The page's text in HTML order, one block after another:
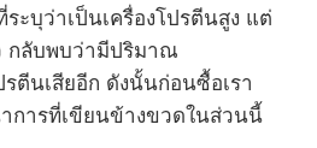
ะบุว่าเป็นเครื่องโปรตีนสูง แต่
กลับพบว่ามีปริมาณ
รตีนเสียอีก ดังนั้นก่อนซื้อเรา
การที่เขียนข้างขวดในส่วนนี้